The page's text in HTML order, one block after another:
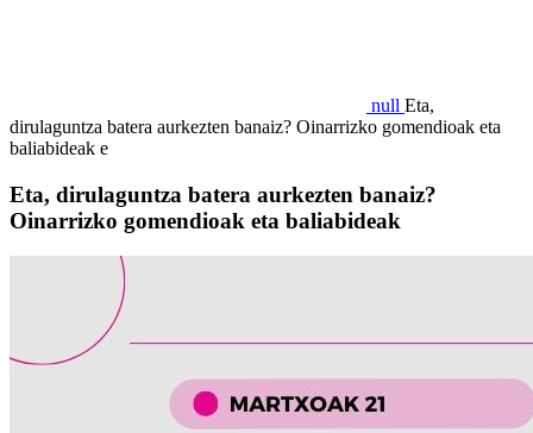
null Eta,
dirulaguntza batera aurkezten banaiz? Oinarrizko gomendioak eta
baliabideak e
Eta, dirulaguntza batera aurkezten banaiz?
Oinarrizko gomendioak eta baliabideak